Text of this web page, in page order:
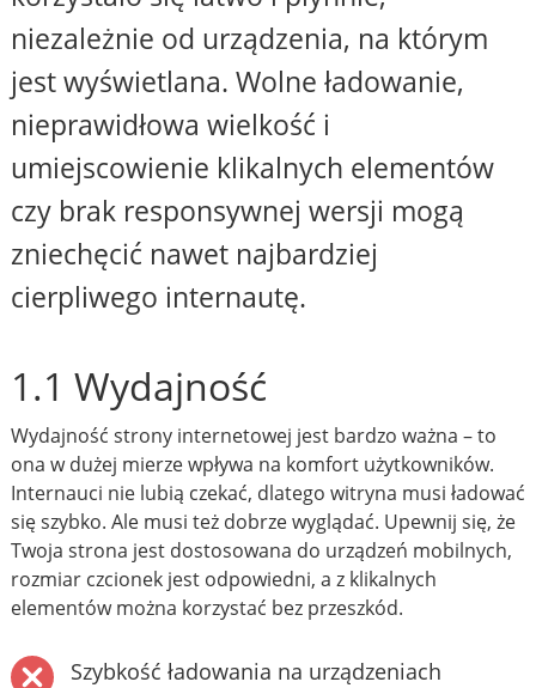
niezależnie od urządzenia, na którym
jest wyświetlana. Wolne ładowanie,
nieprawidłowa wielkość i
umiejscowienie klikalnych elementów
czy brak responsywnej wersji mogą
zniechęcić nawet najbardziej
cierpliwego internautę.
1.1 Wydajność
Wydajność strony internetowej jest bardzo ważna – to
ona w dużej mierze wpływa na komfort użytkowników.
Internauci nie lubią czekać, dlatego witryna musi ładować
się szybko. Ale musi też dobrze wyglądać. Upewnij się, że
Twoja strona jest dostosowana do urządzeń mobilnych,
rozmiar czcionek jest odpowiedni, a z klikalnych
elementów można korzystać bez przeszkód.
Szybkość ładowania na urządzeniach